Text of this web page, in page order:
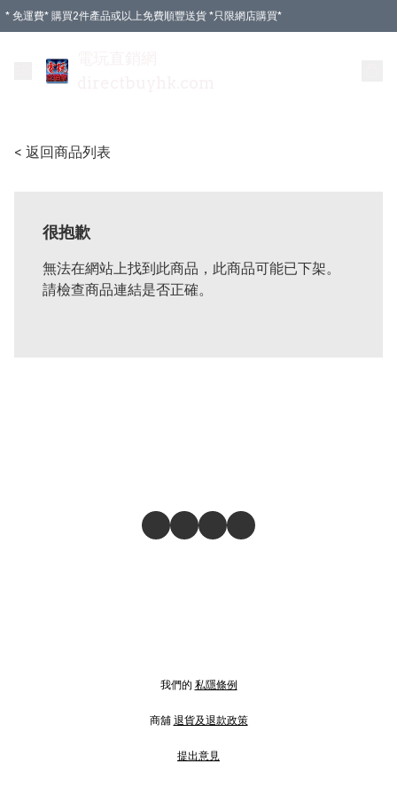
* 免運費* 購買2件產品或以上免費順豐送貨 *只限網店購買*
< 返回商品列表
很抱歉
無法在網站上找到此商品，此商品可能已下架。
請檢查商品連結是否正確。
我們的 私隱條例
商舖 退貨及退款政策
提出意見